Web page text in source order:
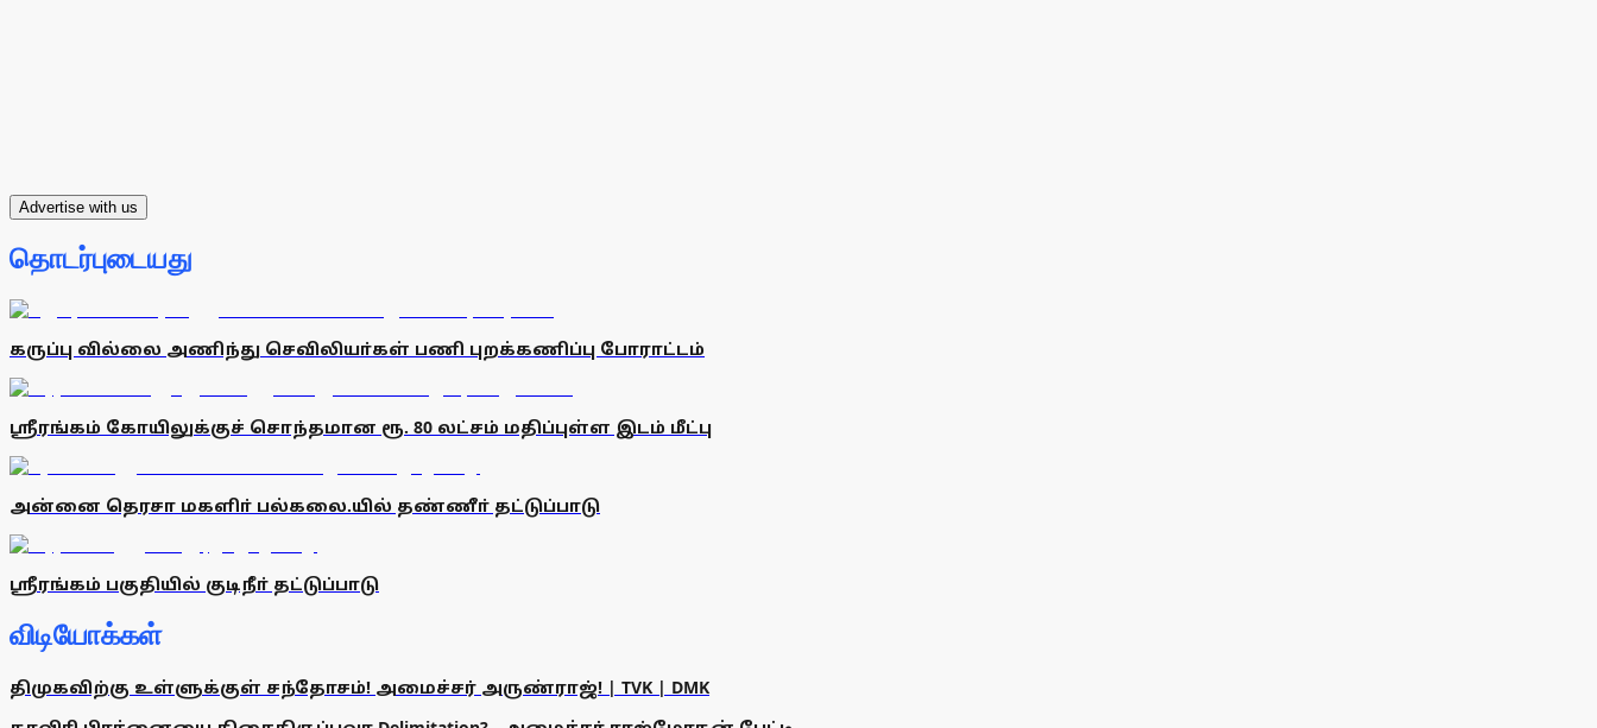
Advertise with us
தொடர்புடையது
கருப்பு வில்லை அணிந்து செவிலியா்கள் பணி புறக்கணிப்பு போராட்டம்
ஸ்ரீரங்கம் கோயிலுக்குச் சொந்தமான ரூ. 80 லட்சம் மதிப்புள்ள இடம் மீட்பு
அன்னை தெரசா மகளிா் பல்கலை.யில் தண்ணீா் தட்டுப்பாடு
ஸ்ரீரங்கம் பகுதியில் குடிநீா் தட்டுப்பாடு
விடியோக்கள்
திமுகவிற்கு உள்ளுக்குள் சந்தோசம்! அமைச்சர் அருண்ராஜ்! | TVK | DMK